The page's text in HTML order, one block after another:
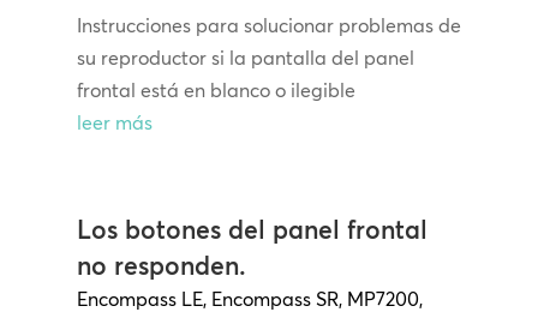
Instrucciones para solucionar problemas de
su reproductor si la pantalla del panel
frontal está en blanco o ilegible
leer más
Los botones del panel frontal
no responden.
Encompass LE, Encompass SR, MP7200,